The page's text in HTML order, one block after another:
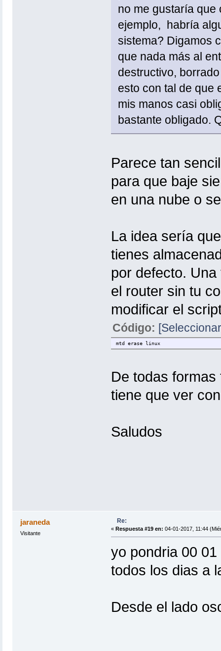
no me gustaría que
ejemplo, habría
sistema? Digamos
que nada más al
destructivo,
esto con tal de que
mis manos casi
bastante obligado.
Parece tan
para que baje
en una nube o
La idea sería
tienes
por defecto.
el router sin tu
modificar el
Código:
mtd erase linux
De todas
tiene que ver
Saludos
jaraneda
Visitante
Re:
« Respuesta #19 en: 04-01-2017, 11:44
yo pondria 00
todos los dias a
Desde el lado